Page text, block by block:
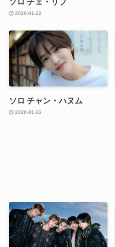
2026-01-22
ソロ チャン・ハヌム
2026-01-22